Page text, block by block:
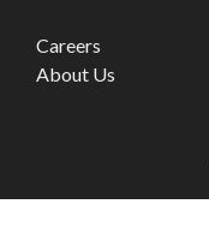
Careers
About Us